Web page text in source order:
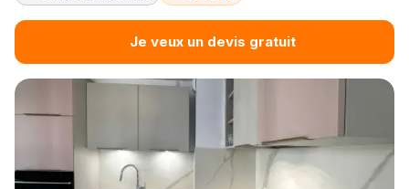
Je veux un devis gratuit